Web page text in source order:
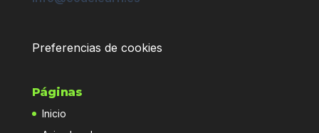
Preferencias de cookies
Páginas
Inicio